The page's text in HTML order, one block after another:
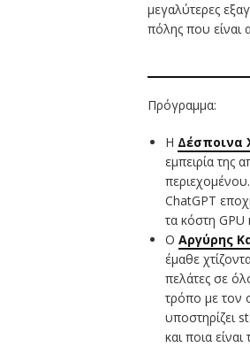
μεγαλύτερες
πόλης που είναι
Πρόγραμμα:
Η Δέσποινα
εμπειρία της
ChatGPT
τα κόστη
Ο Αργύρης
έμαθε
πελάτες σε
τρόπο με τον
υποστηρίζει
και ποια